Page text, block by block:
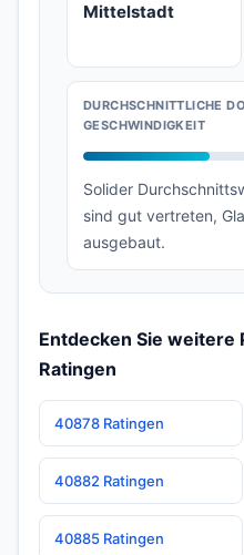
Mittelstadt
DURCHSCHNITTLICHE
GESCHWINDIGKEIT
Solider
sind gut vertreten,
ausgebaut.
Entdecken Sie weitere
Ratingen
40878 Ratingen
40882 Ratingen
40885 Ratingen